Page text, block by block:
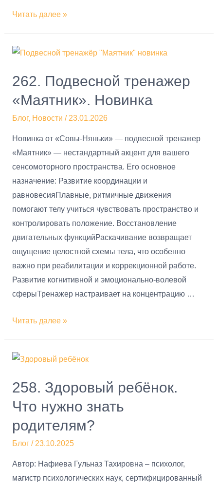
Читать далее »
262. Подвесной тренажер
«Маятник». Новинка
Блог, Новости / 23.01.2026
Новинка от «Совы-Няньки» — подвесной тренажер
«Маятник» — нестандартный акцент для вашего
сенсомоторного пространства. Его основное
назначение: Развитие координации и
равновесияПлавные, ритмичные движения
помогают телу учиться чувствовать пространство и
контролировать положение. Восстановление
двигательных функцийРаскачивание возвращает
ощущение целостной схемы тела, что особенно
важно при реабилитации и коррекционной работе.
Развитие когнитивной и эмоционально-волевой
сферыТренажер настраивает на концентрацию …
Читать далее »
258. Здоровый ребёнок.
Что нужно знать
родителям?
Блог/ 23.10.2025
Автор: Нафиева Гульназ Тахировна – психолог,
магистр психологических наук, сертифицированный